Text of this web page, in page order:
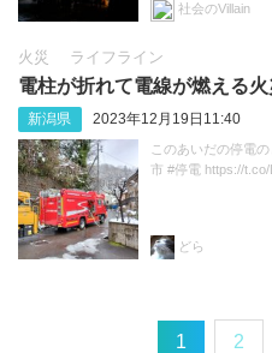
社会のVillain
火災 ライフライン
電柱が折れて電線が燃える
新潟県 2023年12月19日11:40
このあいだの停電
市 #停電 https://
どら
1 2